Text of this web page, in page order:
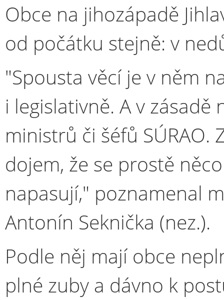
Obce na jihozápadě
od počátku stejně: v
"Spousta věcí je v něm
i legislativně. A v
ministrů či šéfů SÚRAO.
dojem, že se prostě
napasují," poznamenal
Antonín Seknička (nez.).
Podle něj mají obce
plné zuby a dávno k